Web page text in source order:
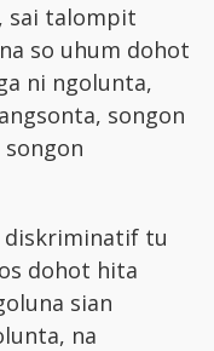
sai talompit
so uhum dohot
ni ngolunta,
songon
diskriminatif tu
dohot hita
sian
na